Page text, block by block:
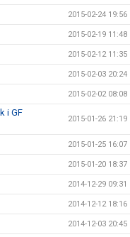
2015-02-24 19:56
2015-02-19 11:48
2015-02-12 11:35
2015-02-03 20:24
2015-02-02 08:08
i GF
2015-01-26 21:19
2015-01-25 16:07
2015-01-20 18:37
2014-12-29 09:31
2014-12-12 18:16
2014-12-03 20:45